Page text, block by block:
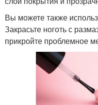
Вы можете также
Закрасьте ноготь с
прикройте проблемное